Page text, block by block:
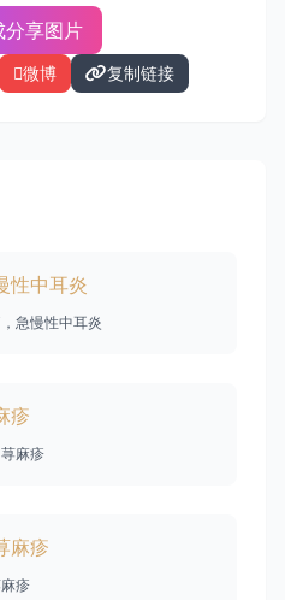
分享图片
微博 复制链接
性中耳炎
急慢性中耳炎
疹
麻疹
麻疹
疹